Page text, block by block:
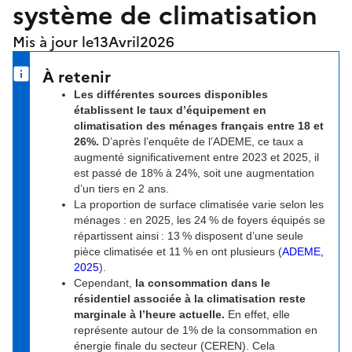
système de climatisation
Mis à jour le13Avril2026
À retenir
Les différentes sources disponibles
établissent le taux d’équipement en
climatisation des ménages français entre 18 et
26%. D’après l’enquête de l’ADEME, ce taux a
augmenté significativement entre 2023 et 2025, il
est passé de 18% à 24%, soit une augmentation
d’un tiers en 2 ans.
La proportion de surface climatisée varie selon les
ménages : en 2025, les 24 % de foyers équipés se
répartissent ainsi : 13 % disposent d’une seule
pièce climatisée et 11 % en ont plusieurs (ADEME,
2025).
Cependant, la consommation dans le
résidentiel associée à la climatisation reste
marginale à l’heure actuelle. En effet, elle
représente autour de 1% de la consommation en
énergie finale du secteur (CEREN). Cela